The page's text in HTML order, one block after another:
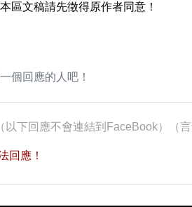
區文稿請先徵得原作者同意！
個回應的人吧！
（以下回應不會連結到FaceBook）（
回應！